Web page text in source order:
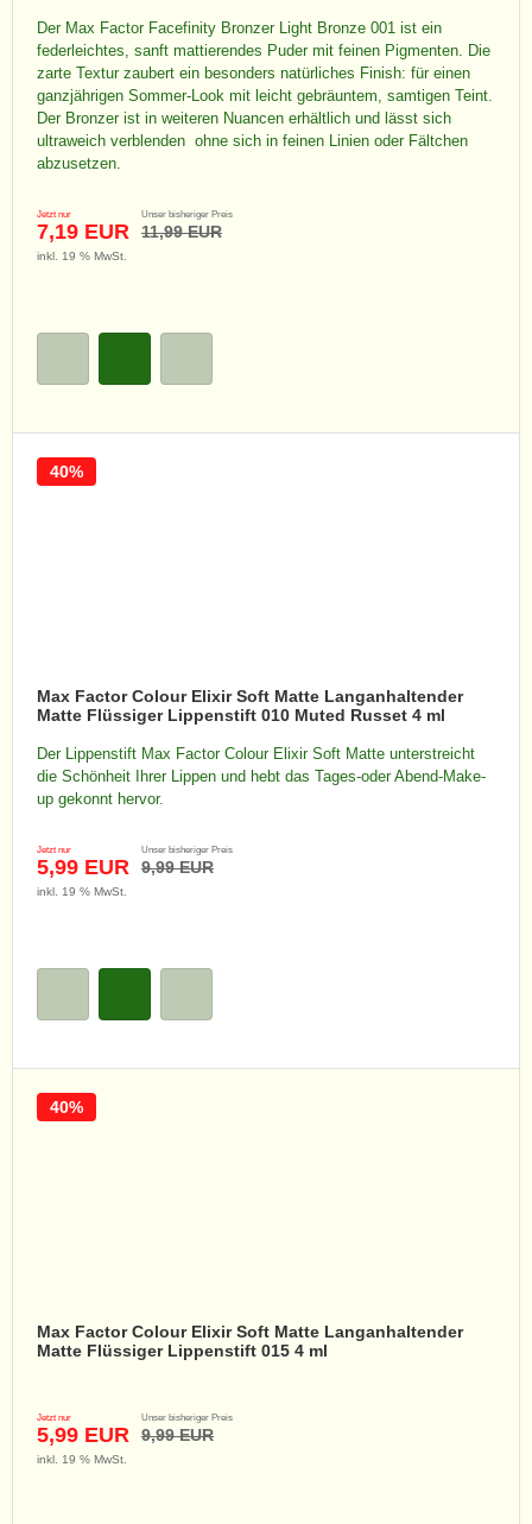
Der Max Factor Facefinity Bronzer Light Bronze 001 ist ein
federleichtes, sanft mattierendes Puder mit feinen Pigmenten. Die
zarte Textur zaubert ein besonders natürliches Finish: für einen
ganzjährigen Sommer-Look mit leicht gebräuntem, samtigen Teint.
Der Bronzer ist in weiteren Nuancen erhältlich und lässt sich
ultraweich verblenden  ohne sich in feinen Linien oder Fältchen
abzusetzen.
Jetzt nur
7,19 EUR
Unser bisheriger Preis
11,99 EUR
inkl. 19 % MwSt.
Max Factor Colour Elixir Soft Matte Langanhaltender
Matte Flüssiger Lippenstift 010 Muted Russet 4 ml
Der Lippenstift Max Factor Colour Elixir Soft Matte unterstreicht
die Schönheit Ihrer Lippen und hebt das Tages-oder Abend-Make-
up gekonnt hervor.
Jetzt nur
5,99 EUR
Unser bisheriger Preis
9,99 EUR
40%
inkl. 19 % MwSt.
Max Factor Colour Elixir Soft Matte Langanhaltender
Matte Flüssiger Lippenstift 015 4 ml
Jetzt nur
5,99 EUR
Unser bisheriger Preis
9,99 EUR
40%
inkl. 19 % MwSt.